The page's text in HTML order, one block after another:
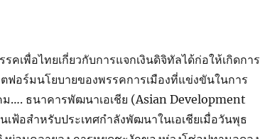
เพื่อไทยเกี่ยวกับการแจกเงินดิจิทัลได้ก่อให้เกิดการ
ตฟอร์มนโยบายของพรรคการเมืองที่แข่งขันในการ
…. ธนาคารพัฒนาเอเชีย (Asian Development
ฟ้อสำหรับประเทศกำลังพัฒนาในเอเชียเมื่อวันพุธ